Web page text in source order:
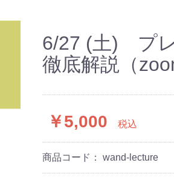
6/27 (土) プ
徹底解説（
￥5,000 税込
商品コード： wand-lecture